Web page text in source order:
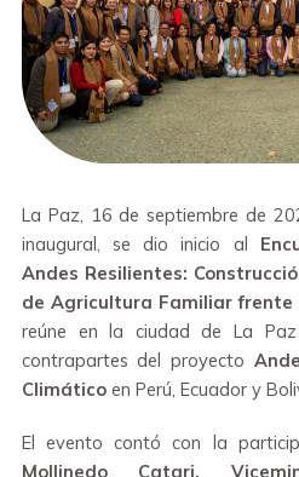
La Paz, 16 de septiembre de
inaugural, se dio inicio al
Andes Resilientes:
de Agricultura Familiar frente
reúne en la ciudad de La
contrapartes del proyecto
Climático en Perú, Ecuador y
El evento contó con la
Mollinedo Catari,